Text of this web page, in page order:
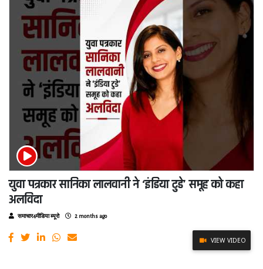
युवा पत्रकार सानिका लालवानी ने ‘इंडिया टुडे’ समूह को कहा
अलविदा
समाचार4मीडिया ब्यूरो 2 months ago
VIEW VIDEO